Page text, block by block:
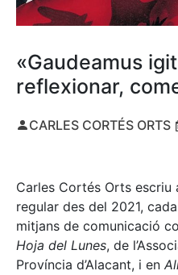
«Gaudeamus
reflexionar,
CARLES CORTÉS ORTS
Carles Cortés Orts escriu
regular des del 2021,
mitjans de comunicació
Hoja del Lunes, de
Província d’Alacant, i en